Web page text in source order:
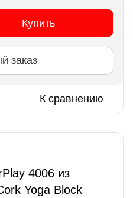
Купить
заказ
К сравнению
4006 из
Yoga Block